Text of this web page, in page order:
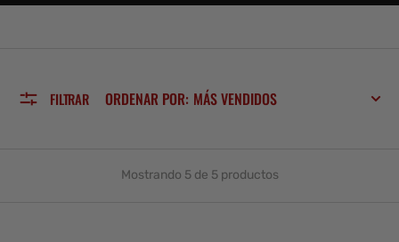
FILTRAR
Mostrando 5 de 5 productos
ORDENAR POR: